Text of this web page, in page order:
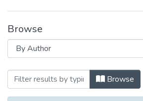
Browse
Browsing Lic. En Browse